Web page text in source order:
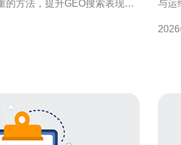
的方法，提升GEO搜索表现并
段在路由和延迟上对东亚及欧
与运
场景